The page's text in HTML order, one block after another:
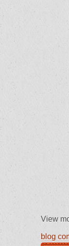
View
blog